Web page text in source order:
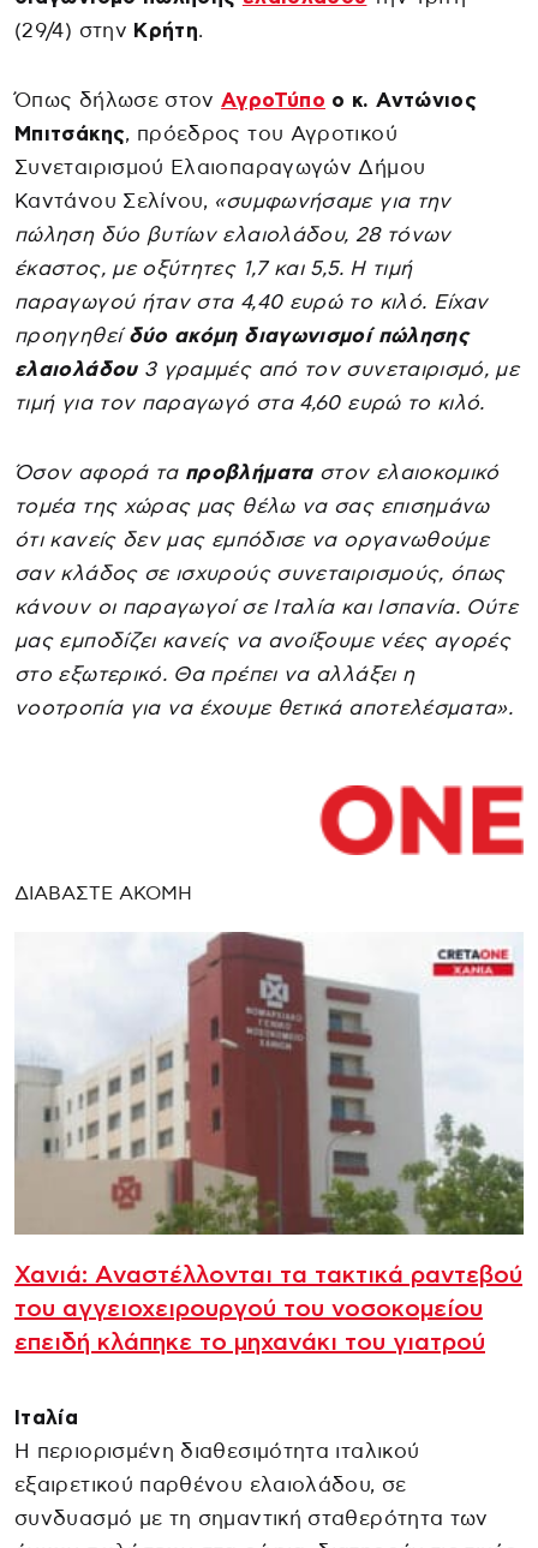
(29/4) στην Κρήτη.
Όπως δήλωσε στονΑγροΤύπο ο κ. Αντώνιος
Μπιτσάκης, πρόεδρος του Αγροτικού
Συνεταιρισμού Ελαιοπαραγωγών Δήμου
Καντάνου Σελίνου, «συμφωνήσαμε για την
πώληση δύο βυτίων ελαιολάδου, 28 τόνων
έκαστος, με οξύτητες 1,7 και 5,5. Η τιμή
παραγωγού ήταν στα 4,40 ευρώ το κιλό. Είχαν
προηγηθείδύο ακόμη διαγωνισμοί πώλησης
ελαιολάδου3 γραμμές από τον συνεταιρισμό, με
τιμή για τον παραγωγό στα 4,60 ευρώ το κιλό.
Όσον αφορά τα προβλήματαστον ελαιοκομικό
τομέα της χώρας μας θέλω να σας επισημάνω
ότι κανείς δεν μας εμπόδισε να οργανωθούμε
σαν κλάδος σε ισχυρούς συνεταιρισμούς, όπως
κάνουν οι παραγωγοί σε Ιταλία και Ισπανία. Ούτε
μας εμποδίζει κανείς να ανοίξουμε νέες αγορές
στο εξωτερικό. Θα πρέπει να αλλάξει η
νοοτροπία για να έχουμε θετικά αποτελέσματα».
ΔΙΑΒΑΣΤΕ ΑΚΟΜΗ
Χανιά: Aναστέλλονται τα τακτικά ραντεβού
του αγγειοχειρουργού του νοσοκομείου
επειδή κλάπηκε το μηχανάκι του γιατρού
Ιταλία
Η περιορισμένη διαθεσιμότητα ιταλικού
εξαιρετικού παρθένου ελαιολάδου, σε
συνδυασμό με τη σημαντική σταθερότητα των